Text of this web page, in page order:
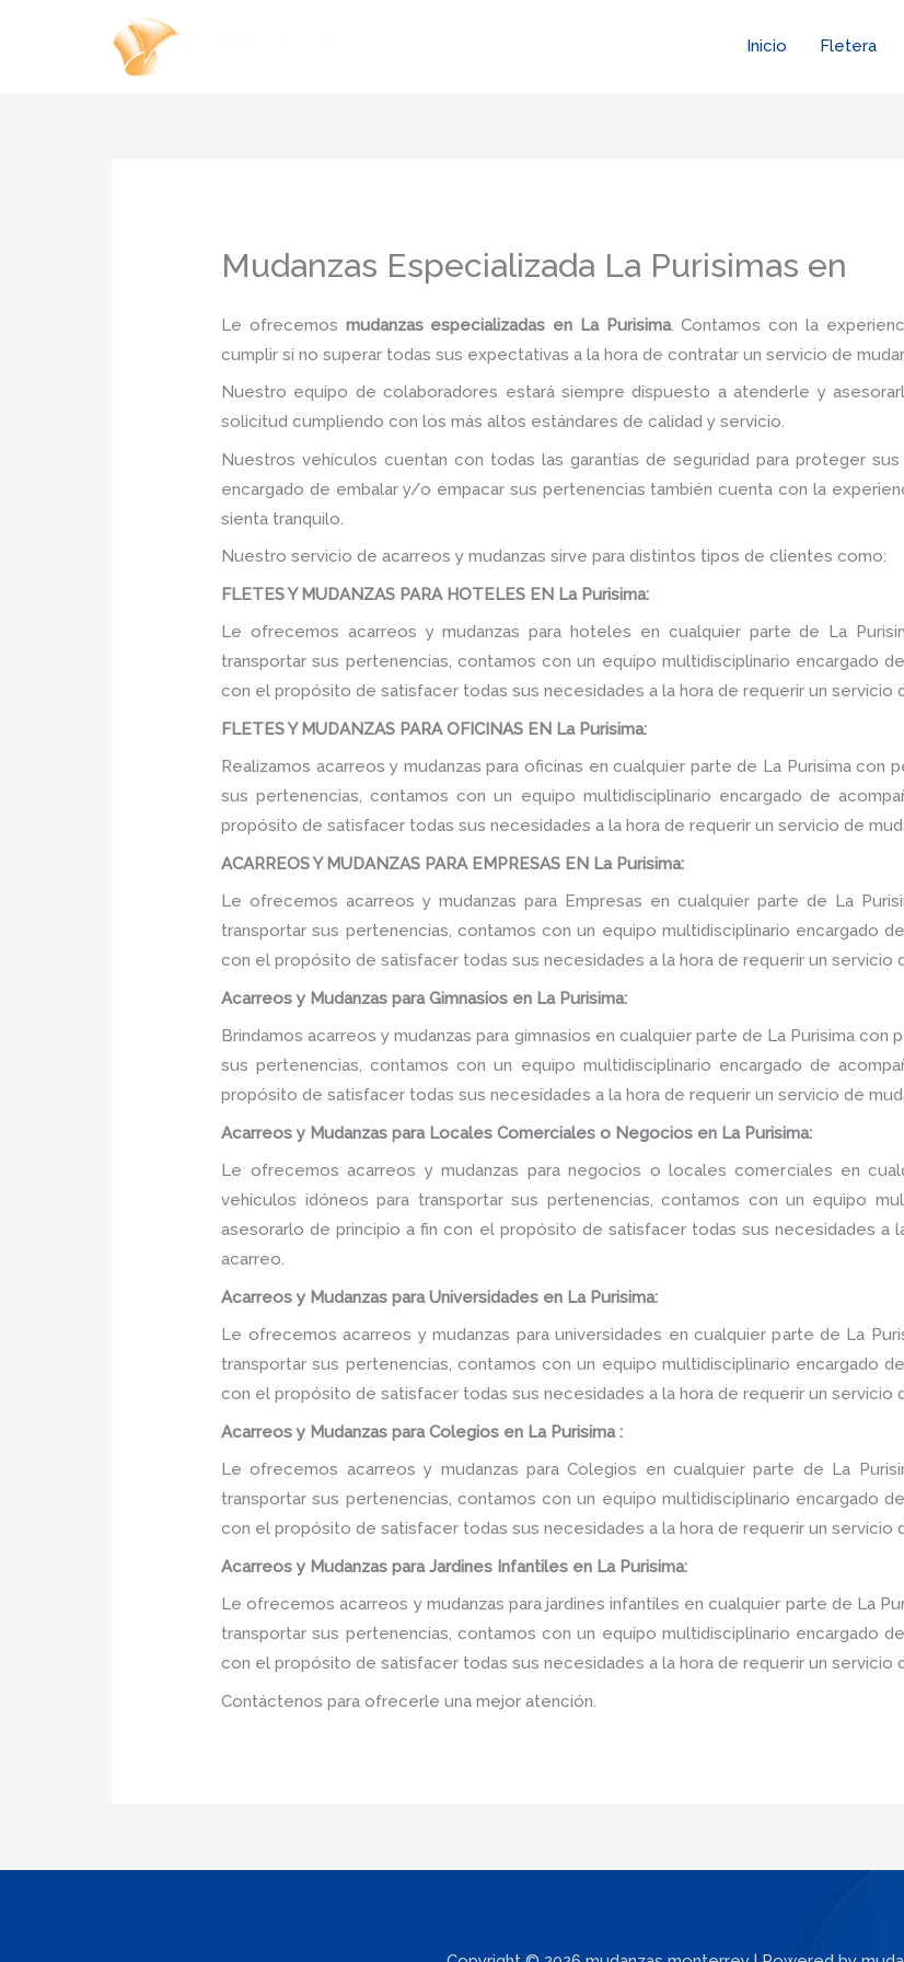
Inicio Fletera
Mudanzas Especializada La Purisimas en
Le ofrecemos mudanzas especializadas en La Purisima. Contamos con la
cumplir si no superar todas sus expectativas a la hora de contratar un servicio de
Nuestro equipo de colaboradores estará siempre dispuesto a atenderle y
solicitud cumpliendo con los más altos estándares de calidad y servicio.
Nuestros vehículos cuentan con todas las garantías de seguridad para proteger
encargado de embalar y/o empacar sus pertenencias también cuenta con la
sienta tranquilo.
Nuestro servicio de acarreos y mudanzas sirve para distintos tipos de clientes como:
FLETES Y MUDANZAS PARA HOTELES EN La Purisima:
Le ofrecemos acarreos y mudanzas para hoteles en cualquier parte de La
transportar sus pertenencias, contamos con un equipo multidisciplinario encargado
con el propósito de satisfacer todas sus necesidades a la hora de requerir un servicio
FLETES Y MUDANZAS PARA OFICINAS EN La Purisima:
Realizamos acarreos y mudanzas para oficinas en cualquier parte de La Purisima con
sus pertenencias, contamos con un equipo multidisciplinario encargado de
propósito de satisfacer todas sus necesidades a la hora de requerir un servicio de
ACARREOS Y MUDANZAS PARA EMPRESAS EN La Purisima:
Le ofrecemos acarreos y mudanzas para Empresas en cualquier parte de La
transportar sus pertenencias, contamos con un equipo multidisciplinario encargado
con el propósito de satisfacer todas sus necesidades a la hora de requerir un servicio
Acarreos y Mudanzas para Gimnasios en La Purisima:
Brindamos acarreos y mudanzas para gimnasios en cualquier parte de La Purisima
sus pertenencias, contamos con un equipo multidisciplinario encargado de
propósito de satisfacer todas sus necesidades a la hora de requerir un servicio de
Acarreos y Mudanzas para Locales Comerciales o Negocios en La Purisima:
Le ofrecemos acarreos y mudanzas para negocios o locales comerciales en
vehículos idóneos para transportar sus pertenencias, contamos con un equipo
asesorarlo de principio a fin con el propósito de satisfacer todas sus necesidades a
acarreo.
Acarreos y Mudanzas para Universidades en La Purisima:
Le ofrecemos acarreos y mudanzas para universidades en cualquier parte de La
transportar sus pertenencias, contamos con un equipo multidisciplinario encargado
con el propósito de satisfacer todas sus necesidades a la hora de requerir un servicio
Acarreos y Mudanzas para Colegios en La Purisima :
Le ofrecemos acarreos y mudanzas para Colegios en cualquier parte de La
transportar sus pertenencias, contamos con un equipo multidisciplinario encargado
con el propósito de satisfacer todas sus necesidades a la hora de requerir un servicio
Acarreos y Mudanzas para Jardines Infantiles en La Purisima:
Le ofrecemos acarreos y mudanzas para jardines infantiles en cualquier parte de La
transportar sus pertenencias, contamos con un equipo multidisciplinario encargado
con el propósito de satisfacer todas sus necesidades a la hora de requerir un servicio
Contáctenos para ofrecerle una mejor atención.